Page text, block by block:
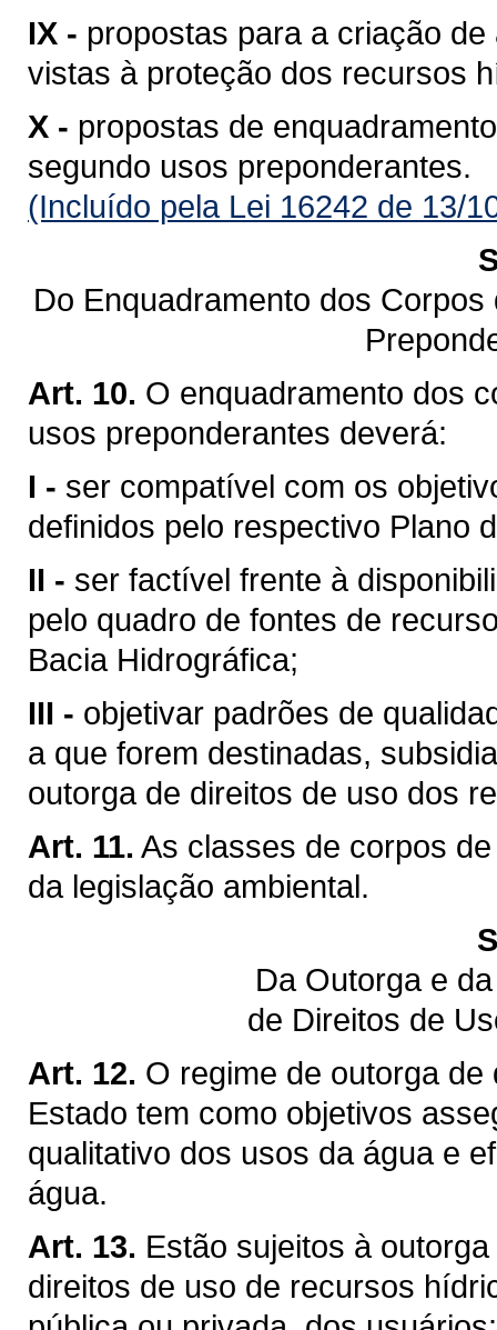
IX - propostas para a criação
vistas à proteção dos recursos
X - propostas de
segundo usos preponderantes.
(Incluído pela Lei 16242 de 13/
Do Enquadramento dos
Art. 10. O enquadramento dos
usos preponderantes deverá:
I - ser compatível com os
definidos pelo respectivo Plano
II - ser factível frente à
pelo quadro de fontes de
Bacia Hidrográfica;
III - objetivar padrões de
a que forem destinadas,
outorga de direitos de uso dos
Art. 11. As classes de corpos
da legislação ambiental.
Da Outorga e
de Direitos de
Art. 12. O regime de outorga
Estado tem como objetivos
qualitativo dos usos da água e
água.
Art. 13. Estão sujeitos à
direitos de uso de recursos